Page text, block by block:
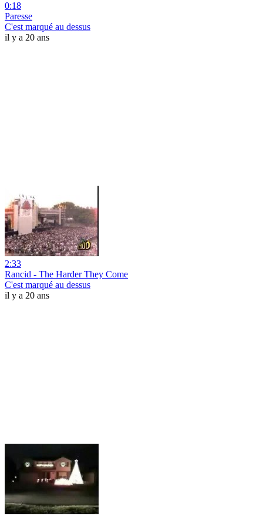
0:18
Paresse
C'est marqué au dessus
il y a 20 ans
2:33
Rancid - The Harder They Come
C'est marqué au dessus
il y a 20 ans